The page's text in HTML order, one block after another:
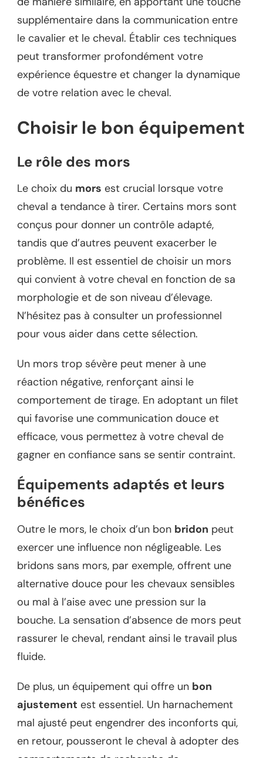
supplémentaire dans la communication entre
le cavalier et le cheval. Établir ces techniques
peut transformer profondément votre
expérience équestre et changer la dynamique
de votre relation avec le cheval.
Choisir le bon équipement
Le rôle des mors
Le choix du mors est crucial lorsque votre
cheval a tendance à tirer. Certains mors sont
conçus pour donner un contrôle adapté,
tandis que d’autres peuvent exacerber le
problème. Il est essentiel de choisir un mors
qui convient à votre cheval en fonction de sa
morphologie et de son niveau d’élevage.
N’hésitez pas à consulter un professionnel
pour vous aider dans cette sélection.
Un mors trop sévère peut mener à une
réaction négative, renforçant ainsi le
comportement de tirage. En adoptant un filet
qui favorise une communication douce et
efficace, vous permettez à votre cheval de
gagner en confiance sans se sentir contraint.
Équipements adaptés et leurs
bénéfices
Outre le mors, le choix d’un bon bridon peut
exercer une influence non négligeable. Les
bridons sans mors, par exemple, offrent une
alternative douce pour les chevaux sensibles
ou mal à l’aise avec une pression sur la
bouche. La sensation d’absence de mors peut
rassurer le cheval, rendant ainsi le travail plus
fluide.
De plus, un équipement qui offre un bon
ajustement est essentiel. Un harnachement
mal ajusté peut engendrer des inconforts qui,
en retour, pousseront le cheval à adopter des